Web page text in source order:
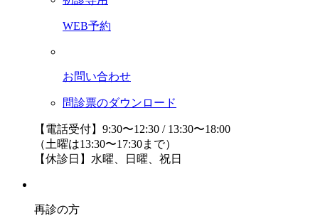
WEB予約
お問い合わせ
問診票のダウンロード
【電話受付】9:30〜12:30 / 13:30〜18:00
（土曜は13:30〜17:30まで）
【休診日】水曜、日曜、祝日
再診の方